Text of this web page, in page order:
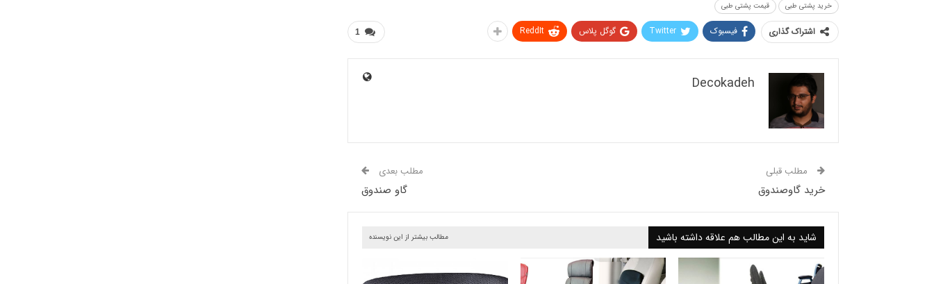
خرید پشتی طبی
قیمت پشتی طبی
1 اشتراک گذاری فیسبوک Twitter گوگل پلاس ReddIt
Decokadeh
مطلب قبلی
خرید گاوصندوق
مطلب بعدی
گاو صندوق
شاید به این مطالب هم علاقه داشته باشید مطالب بیشتر از این نویسنده